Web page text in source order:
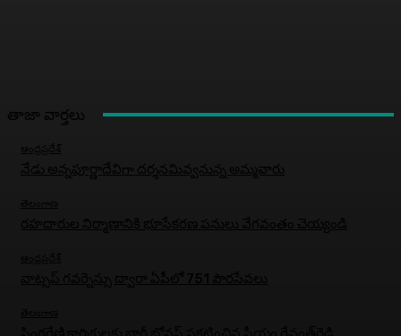
తాజా వార్తలు
ఆంధ్రప్రదేశ్
నేడు అన్నపూర్ణాదేవిగా దర్శనమివ్వనున్న అమ్మవారు